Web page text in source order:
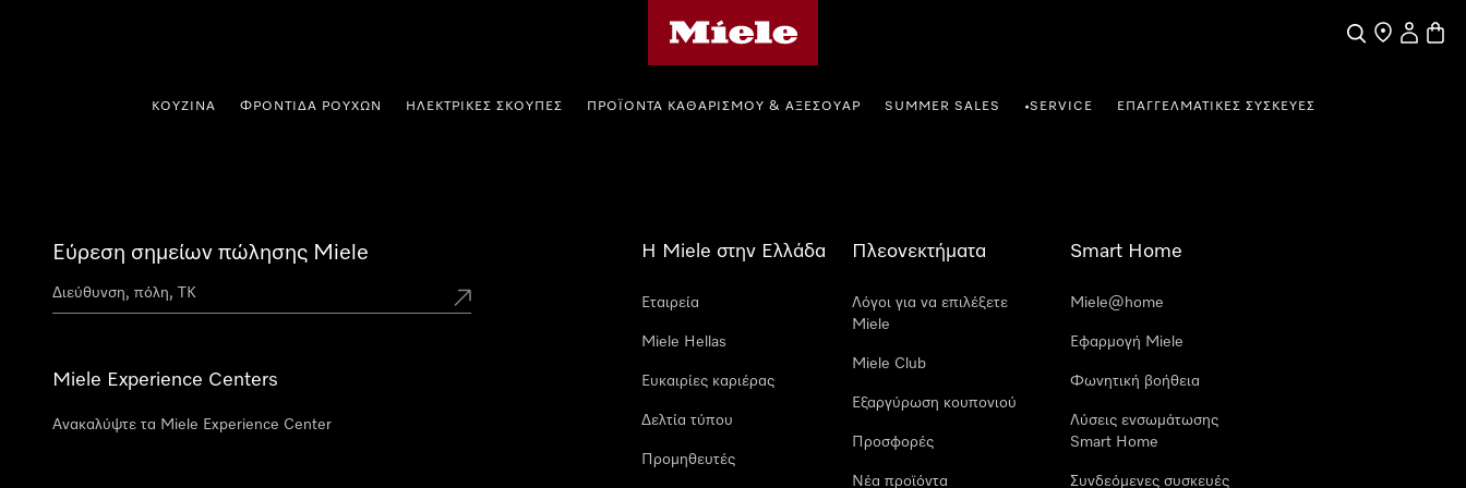
Αναζήτηση
Εύρεση
Ο
ΚΟΥΖΊΝΑ ΦΡΟΝΤΊΔΑ ΡΟΎΧΩΝ ΗΛΕΚΤΡΙΚΈΣ ΣΚΟΎΠΕΣ ΠΡΟΪΌΝΤΑ ΚΑΘΑΡΙΣΜΟΎ & ΑΞΕΣΟΥΆΡ SUMMER SALES •SERVICE ΕΠΑΓΓΕΛΜΑΤΙΚΈΣ ΣΥΣΚΕΥΈΣ
Εύρεση σημείων πώλησης Miele
Miele Experience Centers
Ανακαλύψτε τα Miele Experience Center
Η Miele στην Ελλάδα
Εταιρεία
Miele Hellas
Ευκαιρίες καριέρας
Δελτία τύπου
Προμηθευτές
Πλεονεκτήματα
Λόγοι για να επιλέξετε
Miele
Miele Club
Εξαργύρωση κουπονιού
Προσφορές
Νέα προϊόντα
Smart Home
Miele@home
Εφαρμογή Miele
Φωνητική βοήθεια
Λύσεις ενσωμάτωσης
Smart Home
Συνδεόμενες συσκευές